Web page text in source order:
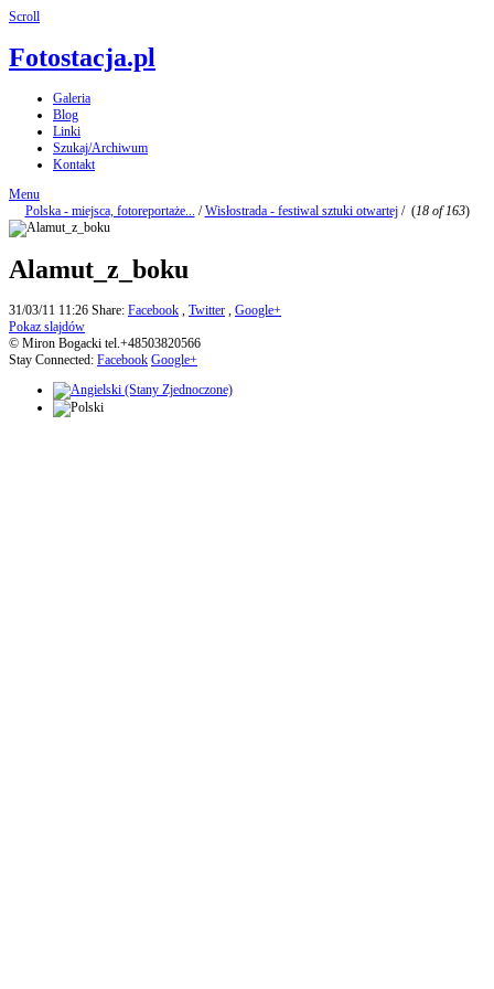
Scroll
Fotostacja.pl
Galeria
Blog
Linki
Szukaj/Archiwum
Kontakt
Menu
Polska - miejsca, fotoreportaże... /Wisłostrada - festiwal sztuki otwartej/ (18 of 163)
Alamut_z_boku
31/03/11 11:26 Share: Facebook , Twitter , Google+
Pokaz slajdów
© Miron Bogacki tel.+48503820566
Stay Connected: Facebook Google+